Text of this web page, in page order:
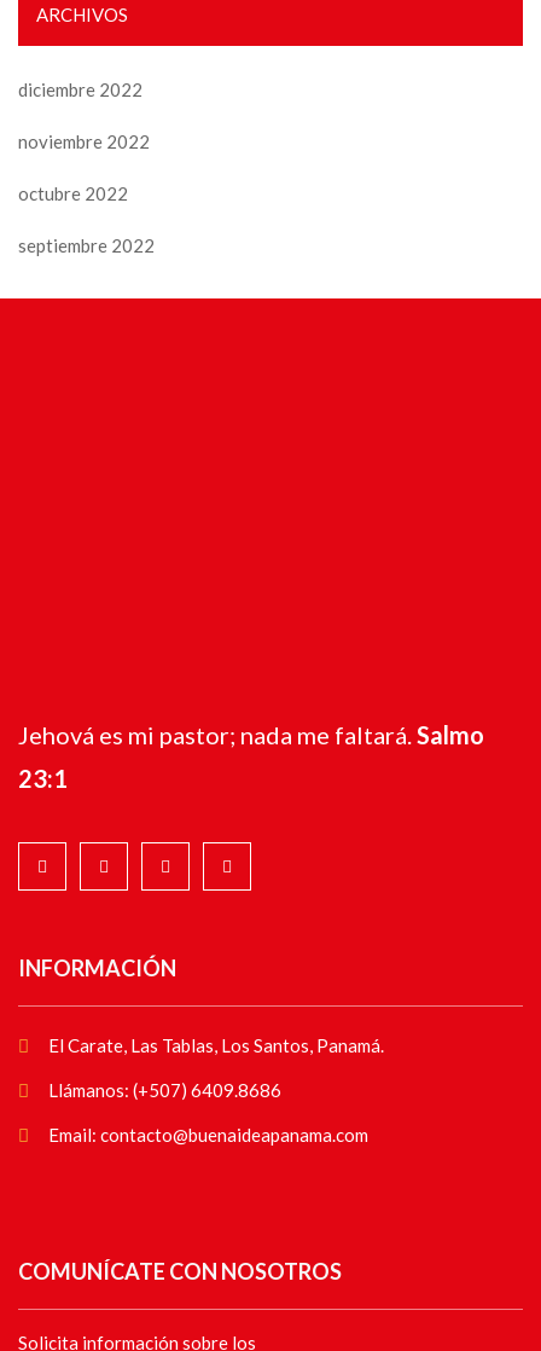
ARCHIVOS
diciembre 2022
noviembre 2022
octubre 2022
septiembre 2022
Jehová es mi pastor; nada me faltará.Salmo
23:1
INFORMACIÓN
El Carate, Las Tablas, Los Santos, Panamá.
Llámanos: (+507) 6409.8686
Email: contacto@buenaideapanama.com
COMUNÍCATE CON NOSOTROS
Solicita información sobre los